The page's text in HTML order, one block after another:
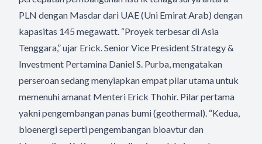
PLN dengan Masdar dari UAE (Uni Emirat Arab) dengan
kapasitas 145 megawatt. “Proyek terbesar di Asia
Tenggara,” ujar Erick. Senior Vice President Strategy &
Investment Pertamina Daniel S. Purba, mengatakan
perseroan sedang menyiapkan empat pilar utama untuk
memenuhi amanat Menteri Erick Thohir. Pilar pertama
yakni pengembangan panas bumi (geothermal). “Kedua,
bioenergi seperti pengembangan bioavtur dan